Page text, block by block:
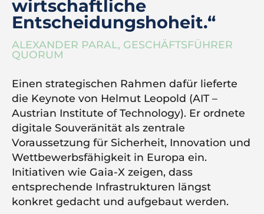
wirtschaftliche
Entscheidungshoheit.“
ALEXANDER PARAL, GESCHÄFTSFÜHRER
QUORUM
Einen strategischen Rahmen dafür lieferte
die Keynote von Helmut Leopold (AIT –
Austrian Institute of Technology). Er ordnete
digitale Souveränität als zentrale
Voraussetzung für Sicherheit, Innovation und
Wettbewerbsfähigkeit in Europa ein.
Initiativen wie Gaia-X zeigen, dass
entsprechende Infrastrukturen längst
konkret gedacht und aufgebaut werden.